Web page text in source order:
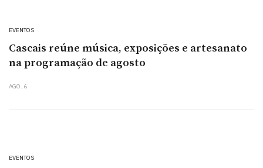
EVENTOS
Cascais reúne música, exposições e artesanato
na programação de agosto
AGO. 6
EVENTOS